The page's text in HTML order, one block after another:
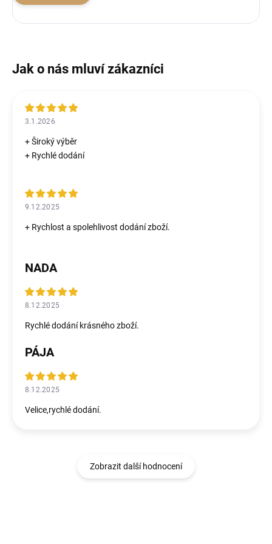
3.1.2026
+ Široký výběr
+ Rychlé dodání
9.12.2025
+ Rychlost a spolehlivost dodání zboží.
NADA
8.12.2025
Rychlé dodání krásného zboží.
PÁJA
8.12.2025
Velice,rychlé dodání.
Zobrazit další hodnocení